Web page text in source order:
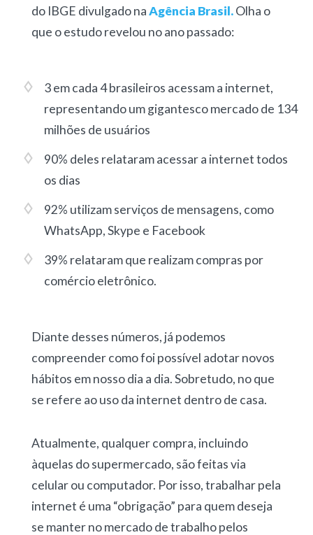
do IBGE divulgado naAgência Brasil.Olha o
que o estudo revelou no ano passado:
3 em cada 4 brasileiros acessam a internet,
representando um gigantesco mercado de 134
milhões de usuários
90% deles relataram acessar a internet todos
os dias
92% utilizam serviços de mensagens, como
WhatsApp, Skype e Facebook
39% relataram que realizam compras por
comércio eletrônico.
Diante desses números, já podemos
compreender como foi possível adotar novos
hábitos em nosso dia a dia. Sobretudo, no que
se refere ao uso da internet dentro de casa.
Atualmente, qualquer compra, incluindo
àquelas do supermercado, são feitas via
celular ou computador. Por isso, trabalhar pela
internet é uma “obrigação” para quem deseja
se manter no mercado de trabalho pelos